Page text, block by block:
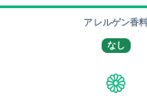
アレルゲン香料
なし